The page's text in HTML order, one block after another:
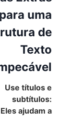
para uma
de
Texto
Use títulos e
subtítulos:
Eles ajudam a